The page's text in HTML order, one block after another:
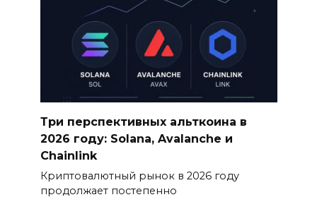
Три перспективных альткоина в
2026 году: Solana, Avalanche и
Chainlink
Криптовалютный рынок в 2026 году
продолжает постепенно